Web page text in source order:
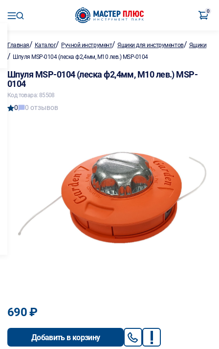
0
Главная/ Каталог/ Ручной инструмент/Ящики для инструментов/ Ящики
/ Шпуля MSP-0104 (леска ф2,4мм, M10 лев.) MSP-0104
Шпуля MSP-0104 (леска ф2,4мм, M10 лев.) MSP-
0104
Код товара: 85508
0 0 отзывов
690 ₽
Добавить в корзину